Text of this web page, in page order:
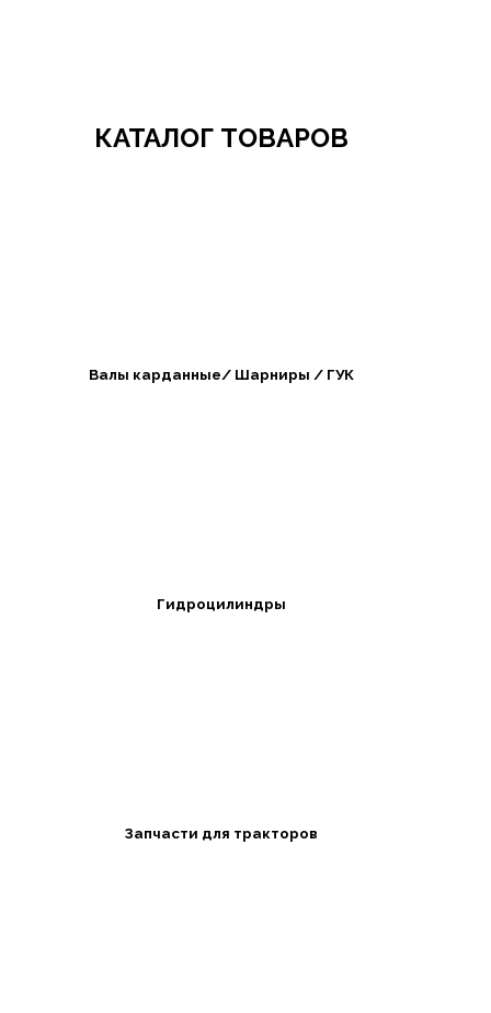
КАТАЛОГ ТОВАРОВ
Валы карданные/ Шарниры / ГУК
Гидроцилиндры
Запчасти для тракторов